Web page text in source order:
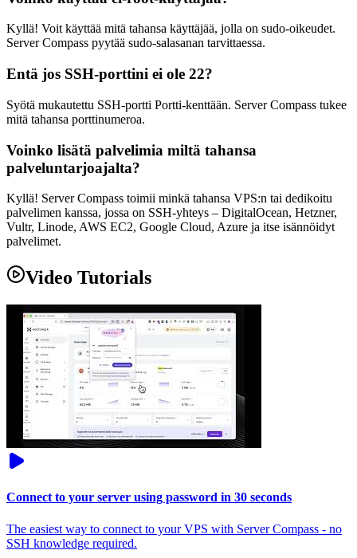
Kyllä! Voit käyttää mitä tahansa käyttäjää, jolla on sudo-oikeudet.
Server Compass pyytää sudo-salasanan tarvittaessa.
Entä jos SSH-porttini ei ole 22?
Syötä mukautettu SSH-portti Portti-kenttään. Server Compass tukee
mitä tahansa porttinumeroa.
Voinko lisätä palvelimia miltä tahansa
palveluntarjoajalta?
Kyllä! Server Compass toimii minkä tahansa VPS:n tai dedikoitu
palvelimen kanssa, jossa on SSH-yhteys – DigitalOcean, Hetzner,
Vultr, Linode, AWS EC2, Google Cloud, Azure ja itse isännöidyt
palvelimet.
Video Tutorials
Connect to your server using password in 30 seconds
The easiest way to connect to your VPS with Server Compass - no
SSH knowledge required.